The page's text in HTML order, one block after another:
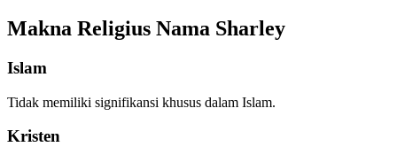
Makna Religius Nama Sharley
Islam
Tidak memiliki signifikansi khusus dalam Islam.
Kristen